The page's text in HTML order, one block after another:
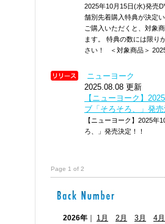
2025年10月15日(水)発売
舗別先着購入特典が決定
ご購入いただくと、対象
ます。 特典の数には限り
さい！ ＜対象商品＞
ニューヨーク
2025.08.08 更新
【ニューヨーク】
ブ「そろそろ、」発
【ニューヨーク】2025年
ろ、」発売決定！！
Page 1 of 2
2026年 1月 2月 3月
4月